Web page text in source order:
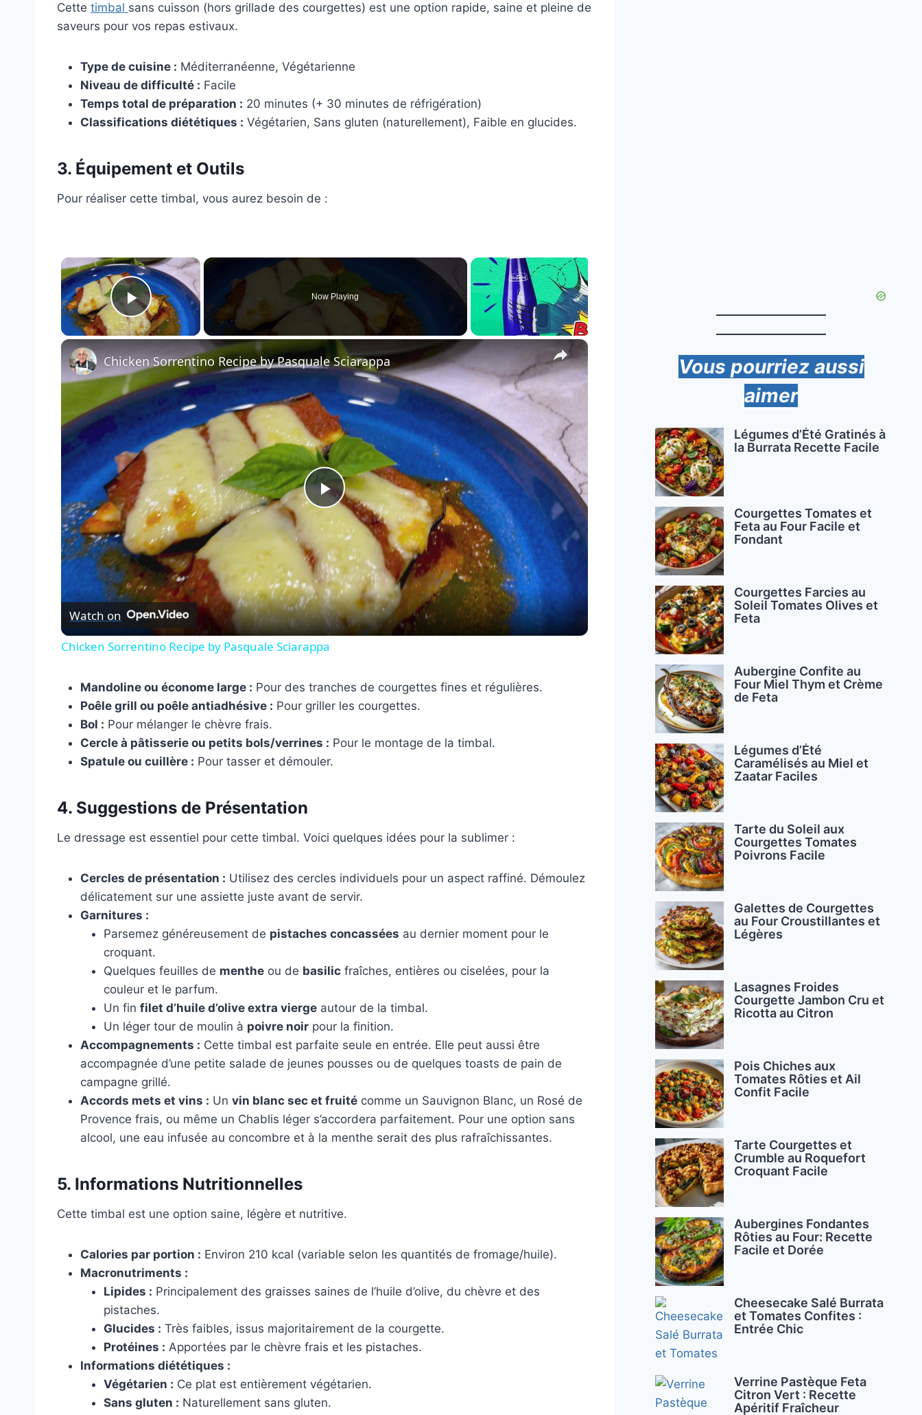
Cette timbal sans cuisson (hors grillade des courgettes) est une option rapide, saine et pleine de
saveurs pour vos repas estivaux.
Type de cuisine : Méditerranéenne, Végétarienne
Niveau de difficulté : Facile
Temps total de préparation : 20 minutes (+ 30 minutes de réfrigération)
Classifications diététiques : Végétarien, Sans gluten (naturellement), Faible en glucides.
3. Équipement et Outils
Pour réaliser cette timbal, vous aurez besoin de :
×
Play Video
Now Playing
×
Play
Video
Chicken Sorrentino Recipe by Pasquale Sciarappa
Watch on
Chicken Sorrentino Recipe by Pasquale Sciarappa
Mandoline ou économe large : Pour des tranches de courgettes fines et régulières.
Poêle grill ou poêle antiadhésive : Pour griller les courgettes.
Bol : Pour mélanger le chèvre frais.
Cercle à pâtisserie ou petits bols/verrines : Pour le montage de la timbal.
Spatule ou cuillère : Pour tasser et démouler.
4. Suggestions de Présentation
Le dressage est essentiel pour cette timbal. Voici quelques idées pour la sublimer :
Cercles de présentation : Utilisez des cercles individuels pour un aspect raffiné. Démoulez
délicatement sur une assiette juste avant de servir.
Garnitures :
Parsemez généreusement de pistaches concassées au dernier moment pour le
croquant.
Quelques feuilles de menthe ou de basilic fraîches, entières ou ciselées, pour la
couleur et le parfum.
Un fin filet d’huile d’olive extra vierge autour de la timbal.
Un léger tour de moulin à poivre noir pour la finition.
Accompagnements : Cette timbal est parfaite seule en entrée. Elle peut aussi être
accompagnée d’une petite salade de jeunes pousses ou de quelques toasts de pain de
campagne grillé.
Accords mets et vins : Un vin blanc sec et fruité comme un Sauvignon Blanc, un Rosé de
Provence frais, ou même un Chablis léger s’accordera parfaitement. Pour une option sans
alcool, une eau infusée au concombre et à la menthe serait des plus rafraîchissantes.
5. Informations Nutritionnelles
Cette timbal est une option saine, légère et nutritive.
Calories par portion : Environ 210 kcal (variable selon les quantités de fromage/huile).
Macronutriments :
Lipides : Principalement des graisses saines de l’huile d’olive, du chèvre et des
pistaches.
Glucides : Très faibles, issus majoritairement de la courgette.
Protéines : Apportées par le chèvre frais et les pistaches.
Informations diététiques :
Végétarien : Ce plat est entièrement végétarien.
Sans gluten : Naturellement sans gluten.
Vous pourriez aussi
aimer
Légumes d’Été Gratinés à
la Burrata Recette Facile
Courgettes Tomates et
Feta au Four Facile et
Fondant
Courgettes Farcies au
Soleil Tomates Olives et
Feta
Aubergine Confite au
Four Miel Thym et Crème
de Feta
Légumes d’Été
Caramélisés au Miel et
Zaatar Faciles
Tarte du Soleil aux
Courgettes Tomates
Poivrons Facile
Galettes de Courgettes
au Four Croustillantes et
Légères
Lasagnes Froides
Courgette Jambon Cru et
Ricotta au Citron
Pois Chiches aux
Tomates Rôties et Ail
Confit Facile
Tarte Courgettes et
Crumble au Roquefort
Croquant Facile
Aubergines Fondantes
Rôties au Four: Recette
Facile et Dorée
Cheesecake Salé Burrata
et Tomates Confites :
Entrée Chic
Verrine Pastèque Feta
Citron Vert : Recette
Apéritif Fraîcheur